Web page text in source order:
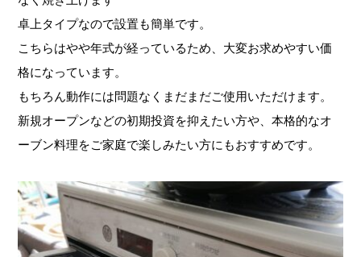
卓上タイプなので設置も簡単です。
こちらはやや年式が経っているため、大変お求めやすい価
格になっています。
もちろん動作には問題なくまだまだご使用いただけます。
新規オープンなどの初期投資を抑えたい方や、本格的なオ
ーブン料理をご家庭で楽しみたい方にもおすすめです。